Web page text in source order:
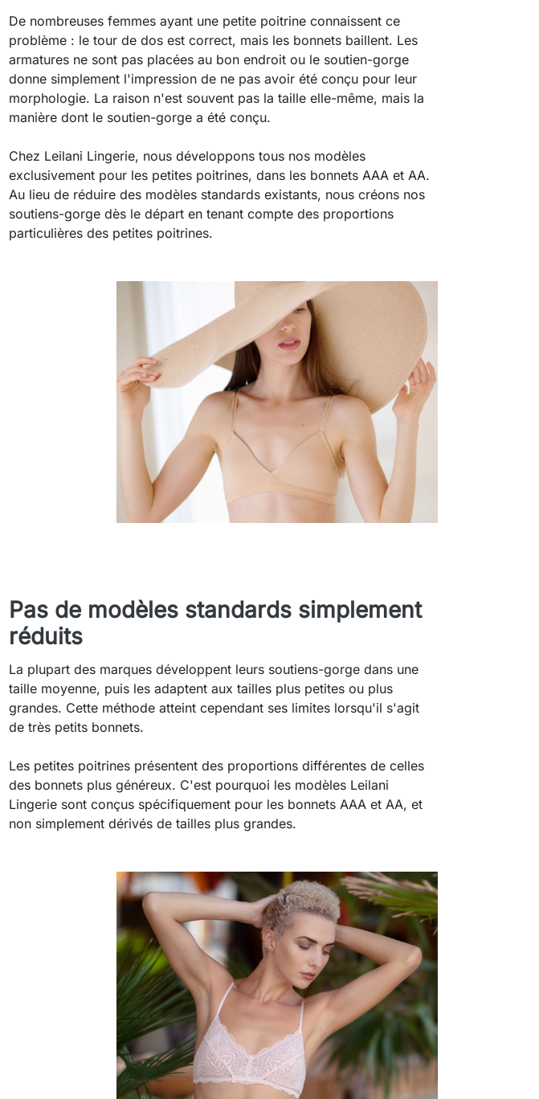
De nombreuses femmes ayant une petite poitrine connaissent ce
problème : le tour de dos est correct, mais les bonnets baillent. Les
armatures ne sont pas placées au bon endroit ou le soutien-gorge
donne simplement l'impression de ne pas avoir été conçu pour leur
morphologie. La raison n'est souvent pas la taille elle-même, mais la
manière dont le soutien-gorge a été conçu.
Chez Leilani Lingerie, nous développons tous nos modèles
exclusivement pour les petites poitrines, dans les bonnets AAA et AA.
Au lieu de réduire des modèles standards existants, nous créons nos
soutiens-gorge dès le départ en tenant compte des proportions
particulières des petites poitrines.
Pas de modèles standards simplement
réduits
La plupart des marques développent leurs soutiens-gorge dans une
taille moyenne, puis les adaptent aux tailles plus petites ou plus
grandes. Cette méthode atteint cependant ses limites lorsqu'il s'agit
de très petits bonnets.
Les petites poitrines présentent des proportions différentes de celles
des bonnets plus généreux. C'est pourquoi les modèles Leilani
Lingerie sont conçus spécifiquement pour les bonnets AAA et AA, et
non simplement dérivés de tailles plus grandes.